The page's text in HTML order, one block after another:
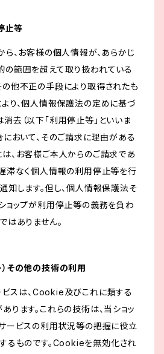
止等
ら、お客様の個人情報が、あらかじ
範囲を超えて取り扱われている
他不正の手段により取得されたも
り、個人情報保護法の定めに基づ
去（以下「利用停止等」といいま
において、そのご請求に理由がある
、お客様ご本人からのご請求であ
滞なく個人情報の利用停止等を行
知します。但し、個人情報保護法そ
ョップが利用停止等の義務を負わ
はありません。
その他の技術の利用
ビスは、Cookie及びこれに類する
ります。これらの技術は、当ショッ
ービスの利用状況等の把握に役立
るものです。Cookieを無効化され